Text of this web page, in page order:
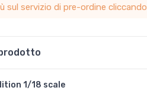
sul servizio di pre-ordine cliccando
1/18 scale